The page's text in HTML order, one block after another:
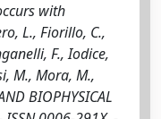
with
L., Fiorillo, C.,
F., Iodice,
M., Mora, M.,
BIOPHYSICAL